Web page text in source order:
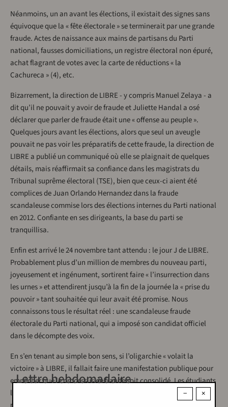
Néanmoins, un an avant les élections, il existait des signes sans
équivoque que la « fête électorale » se terminerait par une grande
fraude. Actes de naissance aux mains de partisans du Parti
national, fausses domiciliations, un registre électoral non épuré,
achat flagrant de votes avec la carte de réductions « la
Cachureca » (4), etc.
Bizarrement, la direction de LIBRE - y compris Manuel Zelaya - a
dit qu’il ne pouvait y avoir de fraude et Juliette Handal a osé
déclarer que parler de fraude était une « offense au peuple ».
Quelques jours avant les élections, alors que seul un aveugle
pouvait ne pas voir les préparatifs de cette fraude, la direction de
LIBRE a publié un communiqué où elle se plaignait de quelques
détails, mais réaffirmait sa confiance dans les magistrats du
Tribunal suprême électoral (TSE), bien que ceux-ci aient été
complices de Juan Orlando Hernandez dans la fraude
scandaleuse commise lors des élections internes du Parti national
en 2012. Confiante en ses dirigeants, la base du parti se
tranquillisa.
Enfin est arrivé le 24 novembre tant attendu : le jour J de LIBRE.
Probablement plus d’un million de membres du nouveau parti,
joyeusement et ingénument, sortirent faire « l’insurrection dans
les urnes » et attendirent jusqu’à la fin de la journée la « prise du
pouvoir » tant souhaitée qui leur avait été promise. Nous
connaissons tous le résultat réel : une scandaleuse fraude
électorale du Parti national, qui a imposé son candidat officiel
dans le décompte des voix.
En s’en tenant au simple bon sens, si l’oligarchie « volait la
victoire » à LIBRE, il fallait faire une manifestation publique pour
empêcher que le processus de fraude soit consolidé. Les étudiants
l’ont bien compris, et ils sont immédiatement descendus dans la
×
−
Lettre hebdomadaire